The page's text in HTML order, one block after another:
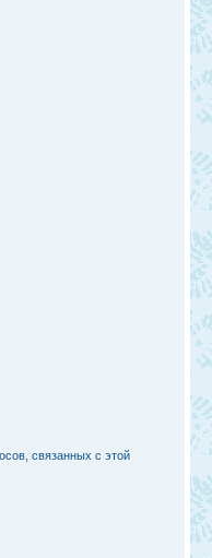
связанных с этой